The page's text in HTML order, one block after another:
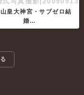
皇大神宮・サブゼロ結
婚…